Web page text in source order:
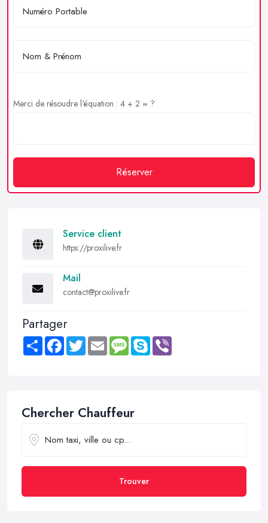
Merci de résoudre l'équation : 4 + 2 = ?
Réserver
Service client
https://proxilive.fr
Mail
contact@proxilive.fr
Partager
Share FacebookTwitter Email MessageSkype
Chercher Chauffeur
Trouver